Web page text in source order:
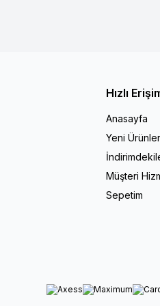
Hızlı
Anasayfa
Yeni Ürünler
Müşteri
Sepetim